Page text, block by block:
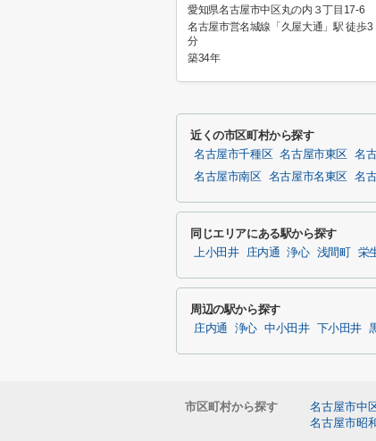
愛知県名古屋市中区丸の内３丁目17-6
名古屋市営名城線「久屋大通」駅 徒歩3
分
築34年
近くの市区町村から探す
名古屋市千種区 名古屋市東区 名
名古屋市南区
名古屋市名東区 名
同じエリアにある駅から探す
上小田井 庄内通 浄心 浅間町 栄
周辺の駅から探す
庄内通 浄心 中小田井 下小田井
市区町村から探す 名古屋市中
名古屋市昭